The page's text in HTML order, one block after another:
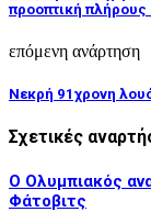
προοπτική πλήρους
επόμενη ανάρτηση
Νεκρή 91χρονη
Σχετικές
Ο Ολυμπιακός
Φάτοβιτς